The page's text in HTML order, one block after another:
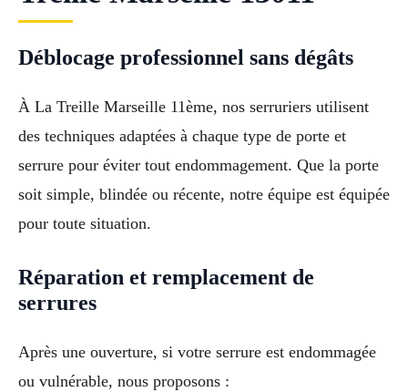
Déblocage professionnel sans dégâts
À La Treille Marseille 11ème, nos serruriers utilisent
des techniques adaptées à chaque type de porte et
serrure pour éviter tout endommagement. Que la porte
soit simple, blindée ou récente, notre équipe est équipée
pour toute situation.
Réparation et remplacement de
serrures
Après une ouverture, si votre serrure est endommagée
ou vulnérable, nous proposons :